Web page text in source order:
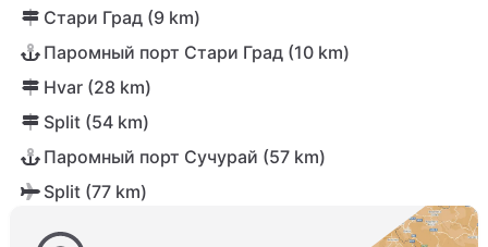
Стари Град (9 km)
Паромный порт Стари Град (10 km)
Hvar (28 km)
Split (54 km)
Паромный порт Сучурай (57 km)
Split (77 km)